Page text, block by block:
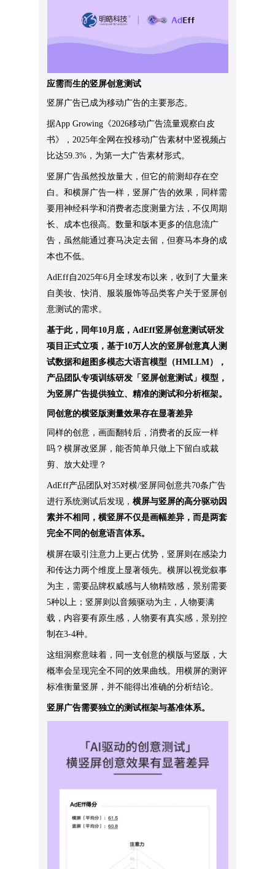
应需而生的竖屏创意测试
竖屏广告已成为移动广告的主要形态。
据App Growing《2026移动广告流量观察白皮
书》，2025年全网在投移动广告素材中竖视频占
比达59.3%，为第一大广告素材形式。
竖屏广告虽然投放量大，但它的前测却存在空
白。和横屏广告一样，竖屏广告的效果，同样需
要用神经科学和消费者态度测量方法，不仅周期
长、成本也很高。数量和版本更多的信息流广
告，虽然能通过赛马决定去留，但赛马本身的成
本也不低。
AdEff自2025年6月全球发布以来，收到了大量来
自美妆、快消、服装服饰等品类客户关于竖屏创
意测试的需求。
基于此，同年10月底，AdEff竖屏创意测试研发
项目正式立项，基于10万人次的竖屏创意真人测
试数据和超图多模态大语言模型（HMLLM），
产品团队专项训练研发「竖屏创意测试」模型，
为竖屏广告提供独立、精准的测试和分析框架。
同创意的横竖版测量效果存在显著差异
同样的创意，画面翻转后，消费者的反应一样
吗？横屏改竖屏，能否简单只做上下留白或裁
剪、放大处理？
AdEff产品团队对35对横/竖屏同创意共70条广告
进行系统测试后发现，横屏与竖屏的高分驱动因
素并不相同，横竖屏不仅是画幅差异，而是两套
完全不同的创意语言体系。
横屏在吸引注意力上更占优势，竖屏则在感染力
和传达力两个维度上显著领先。横屏以视觉叙事
为主，需要品牌权威感与人物精致感，景别需要
5种以上；竖屏则以音频驱动为主，人物要满
载，内容要有原生感，人物要有真实感，景别控
制在3-4种。
这组洞察意味着，同一支创意的横版与竖版，大
概率会呈现完全不同的效果曲线。用横屏的测评
标准衡量竖屏，并不能得出准确的分析结论。
竖屏广告需要独立的测试框架与基准体系。